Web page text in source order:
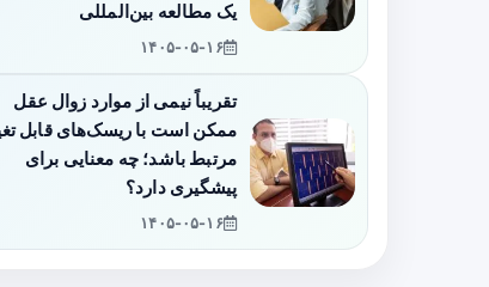
یک مطالعه بین‌المللی
۱۴۰۵-۰۵-۱۶
تقریباً نیمی از موارد زوال عقل
ممکن است با ریسک‌های قابل
مرتبط باشد؛ چه معنایی برای
پیشگیری دارد؟
۱۴۰۵-۰۵-۱۶